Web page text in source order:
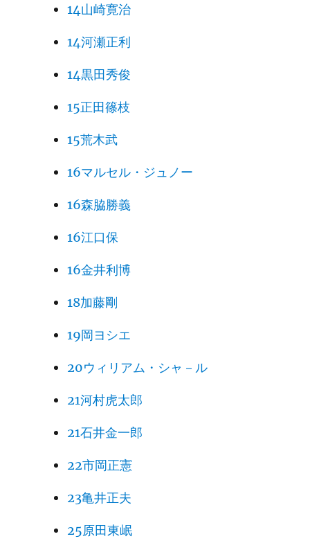
14山崎寛治
14河瀬正利
14黒田秀俊
15正田篠枝
15荒木武
16マルセル・ジュノー
16森脇勝義
16江口保
16金井利博
18加藤剛
19岡ヨシエ
20ウィリアム・シャ－ル
21河村虎太郎
21石井金一郎
22市岡正憲
23亀井正夫
25原田東岷